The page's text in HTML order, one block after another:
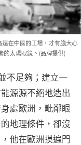
在中國的工場，才有膽大心
的太陽眼鏡。(品牌提供)
不足夠；建立一
源源不絕地造出
處歐洲，毗鄰眼
地理條件，卻沒
他在歐洲摸遍門